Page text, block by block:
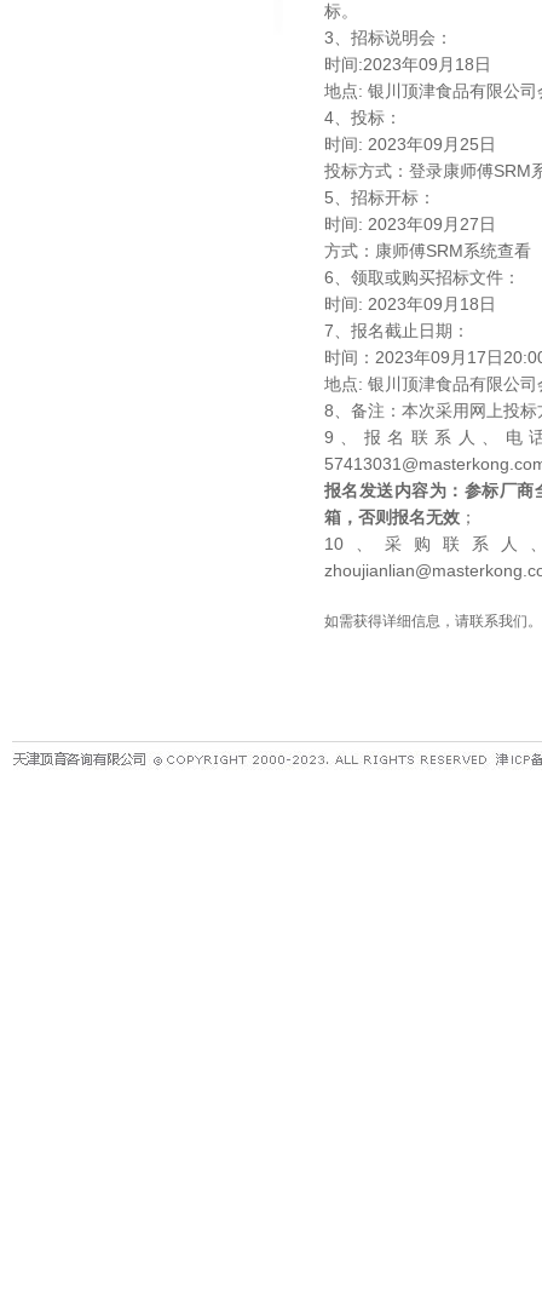
标。
3 、招标说明会：
时间:2023年09 月 18日
地点: 银川顶津食品有限公司
4 、投标：
时间: 2023年09 月 25日
投标方式：登录康师傅SRM
5 、招标开标：
时间: 2023年09 月 27日
方式：康师傅SRM系统查看
6 、领取或购买招标文件：
时间: 2023年09 月 18日
7 、报名截止日期：
时间： 2023年09 月 17日
地点: 银川顶津食品有限公司
8 、备注：本次采用网上投
9 、报名联系人、
报名发送内容为：参标厂
箱，否则报名无效 ；
10 、采购联系人
如需获得详细信息，请联系我们。